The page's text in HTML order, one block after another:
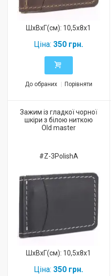
ШхВхГ(см): 10,5x8x1
Ціна: 350 грн.
До обраних Порівняти
Зажим із гладкої чорної
шкіри з білою ниткою
Old master
#Z-3PolishA
ШхВхГ(см): 10,5x8x1
Ціна: 350 грн.